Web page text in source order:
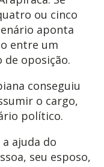
ou cinco
aponta
entre um
oposição.
conseguiu
o cargo,
político.
a ajuda do
seu esposo,